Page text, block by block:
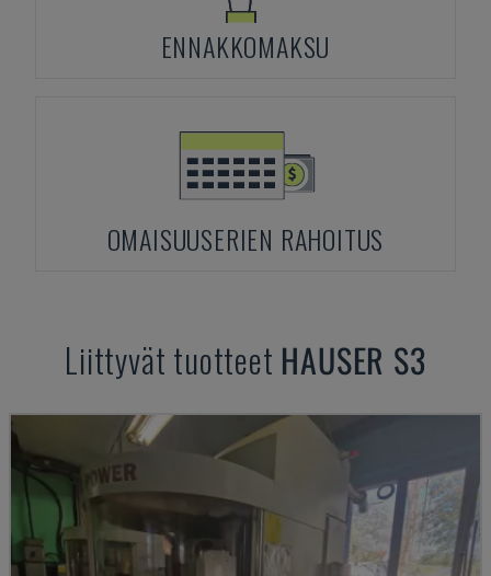
ENNAKKOMAKSU
OMAISUUSERIEN RAHOITUS
Liittyvät tuotteet HAUSER S3